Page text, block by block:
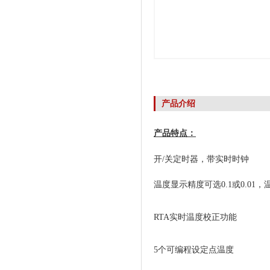
产品介绍
产品特点：
开/关定时器，带实时时钟
温度显示精度可选0.1或0.01 ，
RTA实时温度校正功能
5个可编程设定点温度